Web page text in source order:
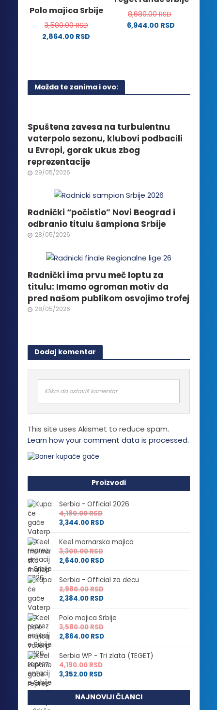
mogu
biti
izabrane
biti
izabrane
Polo majica Srbije
3,580.00RSD
2,864.00 RSD
više
varijanti.
biti
izabrane
na
stranici
proizvoda.
8,680.00RSD
6,944.00 RSD
Možda te zanima i ovo:
Spuštena zavesa na turbulentnu
vaterpolo sezonu, klubovi podbacili
u Evropi, gorak ukus zbog
reprezentacije
29/05/2026
Radnički “počistio” Novi Beograd i
odbranio titulu šampiona Srbije
28/05/2026
Radnički ima prvu meč loptu za
titulu: Imamo ogroman motiv da
pred našom publikom osvojimo trofej
28/05/2026
Dodaj komentar
Klikni da ostaviš komentar
This site uses Akismet to reduce spam.
Learn how your comment data is processed.
Proizvodi
Serbia - Official 2026
4,180.00RSD
3,344.00 RSD
Keel mornarska majica
3,300.00RSD
2,640.00 RSD
Serbia - Official za decu
2,980.00RSD
2,384.00 RSD
Polo majica Srbije
3,580.00RSD
2,864.00 RSD
Serbia WP - Tri zlata (TEGET)
4,190.00RSD
3,352.00 RSD
NAJNOVIJI ČLANCI